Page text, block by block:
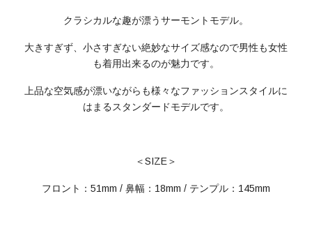
クラシカルな趣が漂うサーモントモデル。
大きすぎず、小さすぎない絶妙なサイズ感なので男性も女性
も着用出来るのが魅力です。
上品な空気感が漂いながらも様々なファッションスタイルに
はまるスタンダードモデルです。
＜SIZE＞
フロント：51mm / 鼻幅：18mm / テンプル：145mm